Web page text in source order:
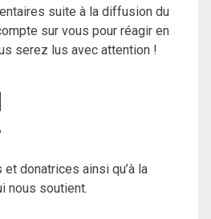
suite à la diffusion du
sur vous pour réagir en
serez lus avec attention !
donatrices ainsi qu’à la
nous soutient.